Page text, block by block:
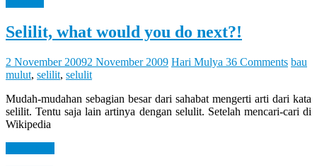
Right
Brain
You
Feel
It
Selilit, what would you do next?!
2 November 20092 November 2009 Hari Mulya 36 Comments bau
mulut, selilit, selulit
Mudah-mudahan sebagian besar dari sahabat mengerti arti dari kata
selilit. Tentu saja lain artinya dengan selulit. Setelah mencari-cari di
Wikipedia